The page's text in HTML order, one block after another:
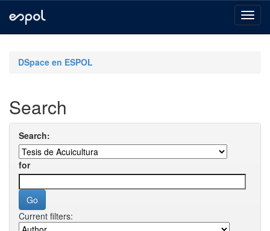
navigationDSpace en ESPOL
Search
Search:
for
Current filters: